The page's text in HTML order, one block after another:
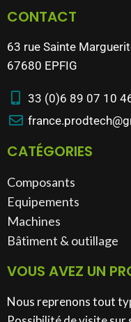
CONTACT
63 rue Sainte
67680 EPFIG
33 (0)6 89 07 10
CATÉGORIES
Composants
Equipements
Machines
Bâtiment & outillage​
VOUS AVEZ UN
Nous reprenons tout